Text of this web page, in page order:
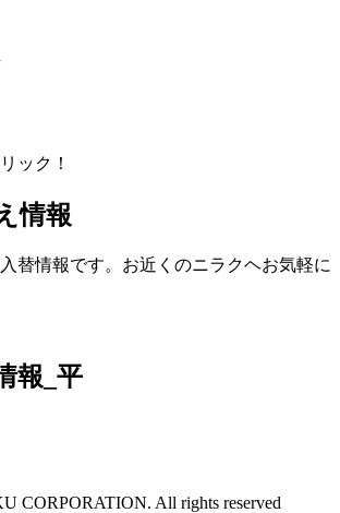
ック！
情報
替情報です。お近くのニラクヘお気軽に
報_平
CORPORATION. All rights reserved